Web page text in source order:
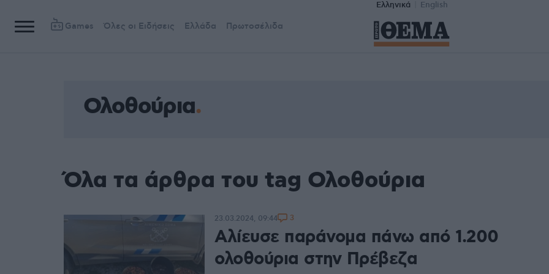
Ελληνικά English
Games Όλες οι Ειδήσεις Ελλάδα Πρωτοσέλιδα
Ολοθούρια
Όλα τα άρθρα του tag Ολοθούρια
Αλίευσε παράνομα πάνω από 1.200
ολοθούρια στην Πρέβεζα
23.03.2024, 09:44 3